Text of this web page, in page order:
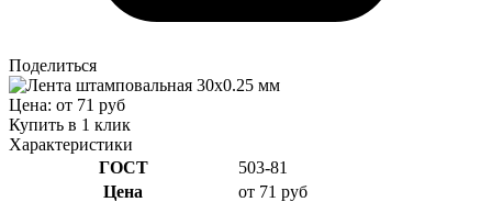
Поделиться
Цена: от 71 руб
Купить в 1 клик
Характеристики
ГОСТ
503-81
Цена
от 71 руб